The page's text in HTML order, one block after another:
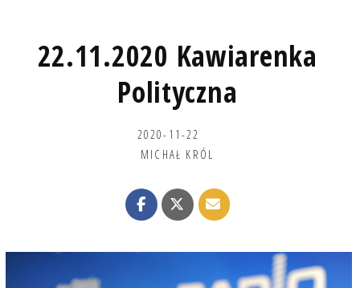
22.11.2020 Kawiarenka
Polityczna
2020-11-22
MICHAŁ KRÓL